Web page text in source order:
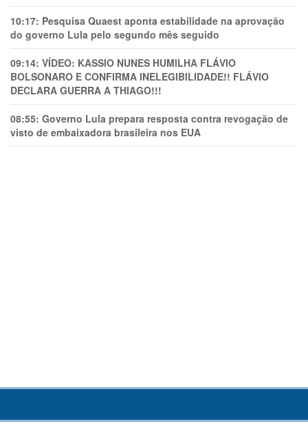
10:17: Pesquisa Quaest aponta estabilidade na aprovação
do governo Lula pelo segundo mês seguido
09:14: VÍDEO: KASSIO NUNES HUMlLHA FLÁVIO
BOLSONARO E CONFIRMA INELEGIBILIDADE!! FLÁVIO
DECLARA GUERRA A THIAGO!!!
08:55: Governo Lula prepara resposta contra revogação de
visto de embaixadora brasileira nos EUA